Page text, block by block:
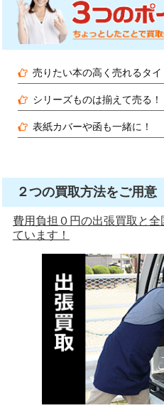
売りたい本の高く売れるタ
シリーズものは揃えて売る！
表紙カバーや函も一緒に！
２つの買取方法をご用意
費用負担０円の出張買取と
ています！